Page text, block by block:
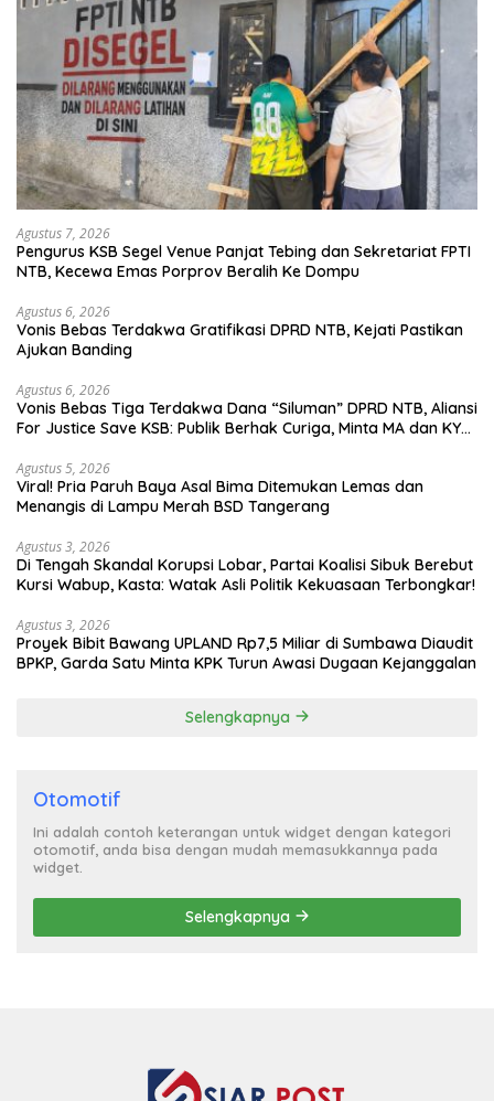
Agustus 7, 2026
Pengurus KSB Segel Venue Panjat Tebing dan Sekretariat FPTI
NTB, Kecewa Emas Porprov Beralih Ke Dompu
Agustus 6, 2026
Vonis Bebas Terdakwa Gratifikasi DPRD NTB, Kejati Pastikan
Ajukan Banding
Agustus 6, 2026
Vonis Bebas Tiga Terdakwa Dana “Siluman” DPRD NTB, Aliansi
For Justice Save KSB: Publik Berhak Curiga, Minta MA dan KY
Agustus 5, 2026
Viral! Pria Paruh Baya Asal Bima Ditemukan Lemas dan
Menangis di Lampu Merah BSD Tangerang
Agustus 3, 2026
Di Tengah Skandal Korupsi Lobar, Partai Koalisi Sibuk Berebut
Kursi Wabup, Kasta: Watak Asli Politik Kekuasaan Terbongkar!
Agustus 3, 2026
Proyek Bibit Bawang UPLAND Rp7,5 Miliar di Sumbawa Diaudit
BPKP, Garda Satu Minta KPK Turun Awasi Dugaan Kejanggalan
Selengkapnya
Otomotif
Ini adalah contoh keterangan untuk widget dengan kategori
otomotif, anda bisa dengan mudah memasukkannya pada
widget.
Selengkapnya